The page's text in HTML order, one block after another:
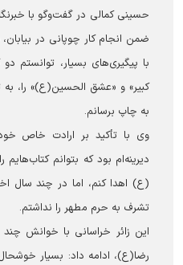
حسینی کمالی در گفت‌وگو با
ضمن انجام کار چوپانی در
با پیگیری‌های بسیار، توانستم
به چاپ برسانم.
وی با تأکید بر ارادت خاص
دیرینه‌ام بود که بتوانم
(ع) اهدا کنم، اما در چند سال
تشرف به حرم مطهر را نداشتم.
این زائر خراسانی با خوانش
رضا(ع)، ادامه داد: بسیار